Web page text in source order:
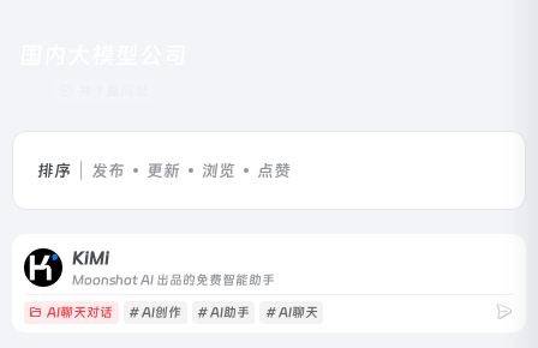
排序 发布 更新 浏览 点赞
KiMi
Moonshot AI 出品的免费智能助手
AI聊天对话 # AI创作 # AI助手 # AI聊天